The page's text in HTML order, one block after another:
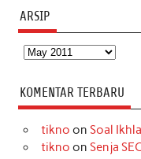
ARSIP
Arsip
KOMENTAR TERBARU
tikno on Soal
tikno on Senja